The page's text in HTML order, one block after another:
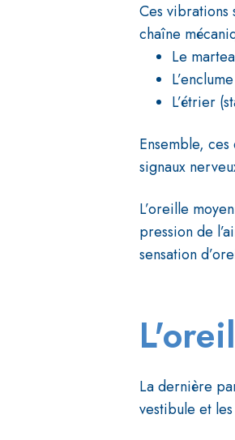
Ces vibrations
chaîne
Le
L’étrier
Ensemble,
signaux
L’oreille
pression de
sensation
La dernière
vestibule et